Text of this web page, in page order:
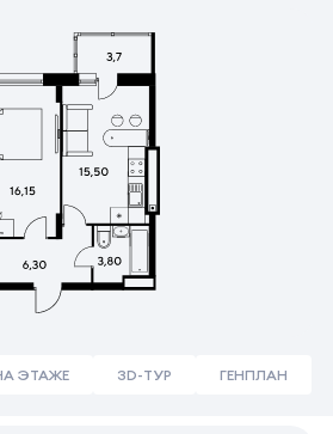
ЭТАЖЕ 3D-ТУР ГЕНПЛАН